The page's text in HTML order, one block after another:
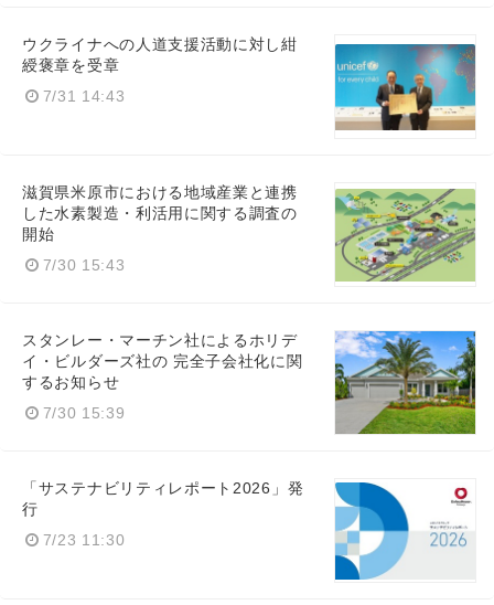
ウクライナへの人道支援活動に対し紺
綬褒章を受章
7/31 14:43
滋賀県米原市における地域産業と連携
した水素製造・利活用に関する調査の
開始
7/30 15:43
スタンレー・マーチン社によるホリデ
イ・ビルダーズ社の 完全子会社化に関
するお知らせ
7/30 15:39
「サステナビリティレポート2026」発
行
7/23 11:30